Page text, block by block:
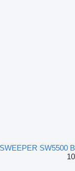
SWEEPER SW5500 B
10